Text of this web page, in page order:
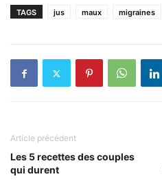
TAGS jus maux migraines
Article précédent
Les 5 recettes des couples
qui durent